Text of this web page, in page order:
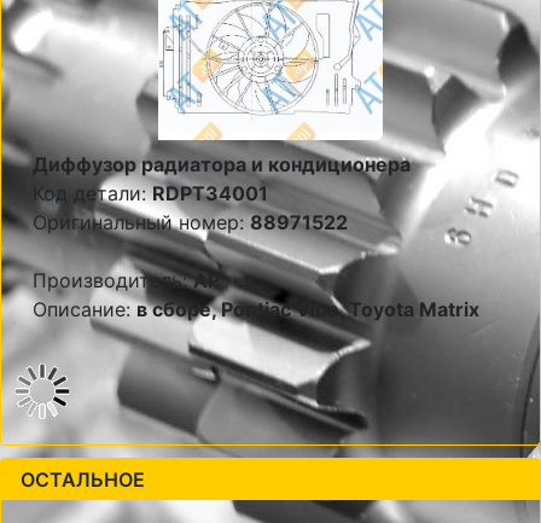
Диффузор радиатора и кондиционера
Код детали:RDPT34001
Оригинальный номер:88971522
Производитель:AP
Описание:в сборе, Pontiac Vibe, Toyota Matrix
ОСТАЛЬНОЕ